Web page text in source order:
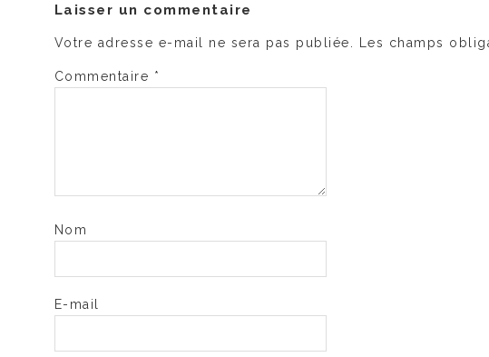
Laisser un commentaire
Votre adresse e-mail ne sera pas publiée. Les champs
Commentaire *
Nom
E-mail